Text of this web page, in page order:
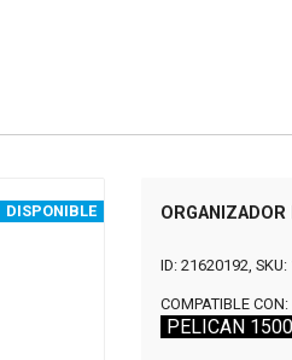
DISPONIBLE
ID: 21620192, SKU:
COMPATIBLE CON:
PELICAN